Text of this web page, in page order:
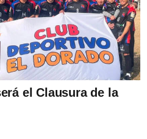
el Clausura de la